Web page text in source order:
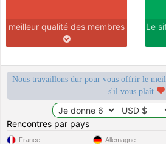
meilleur qualité des membres Le
Nous travaillons dur pour vous offrir le
s'il vous plaît
Rencontres par pays
France Allemagne